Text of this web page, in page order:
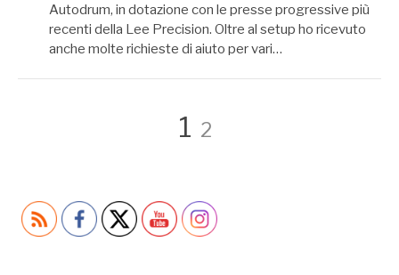
Autodrum, in dotazione con le presse progressive più
recenti della Lee Precision. Oltre al setup ho ricevuto
anche molte richieste di aiuto per vari…
Paginazione
degli
articoli
Page
1 Page
2